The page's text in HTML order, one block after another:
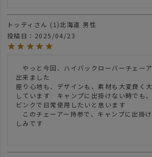
トッティ 1 北海道 男性
投稿日
2025/04/23
やっと今回、ハイバックローバーチェー
出来ました
座り心地も、デザインも、素材も大変良く
しています　キャンプに出掛けない時でも
ビンクで日常使用したいと思います
このチェーアー持参で、キャンプに出掛
しみです